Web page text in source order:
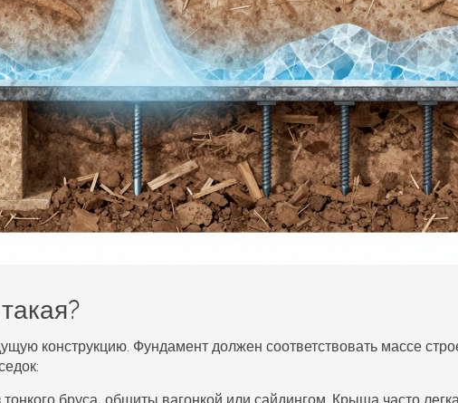
конструкцию. Фундамент должен соответствовать массе
бруса, обшиты вагонкой или сайдингом. Крыша часто